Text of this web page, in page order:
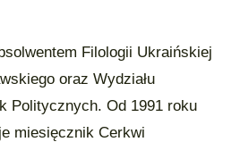
Filologii Ukraińskiej
oraz Wydziału
Politycznych. Od 1991 roku
miesięcznik Cerkwi